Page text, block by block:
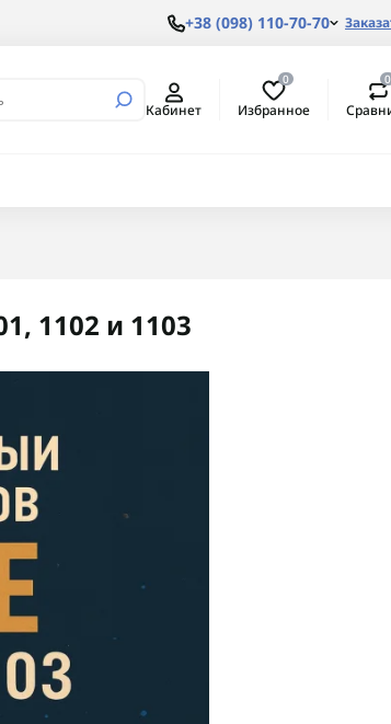
+38 (098) 110-70-70
Кабинет
0
Избранное
0
1102 и 1103